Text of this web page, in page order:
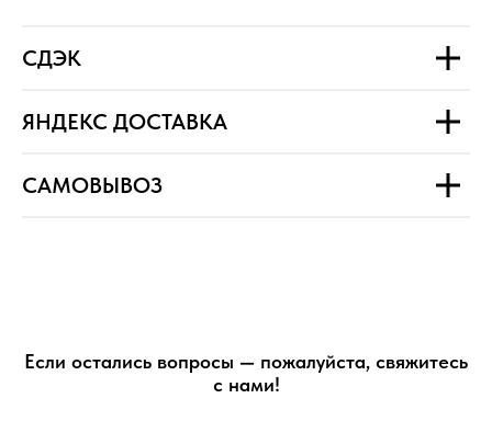
СДЭК
ЯНДЕКС ДОСТАВКА
САМОВЫВОЗ
Если остались вопросы — пожалуйста, свяжитесь
с нами!